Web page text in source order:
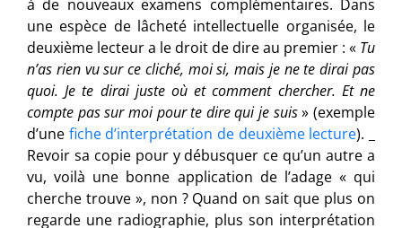
à de nouveaux examens complémentaires. Dans
une espèce de lâcheté intellectuelle organisée, le
deuxième lecteur a le droit de dire au premier : « Tu
n’as rien vu sur ce cliché, moi si, mais je ne te dirai pas
quoi. Je te dirai juste où et comment chercher. Et ne
compte pas sur moi pour te dire qui je suis» (exemple
d’une fiche d’interprétation de deuxième lecture). _
Revoir sa copie pour y débusquer ce qu’un autre a
vu, voilà une bonne application de l’adage « qui
cherche trouve », non ? Quand on sait que plus on
regarde une radiographie, plus son interprétation